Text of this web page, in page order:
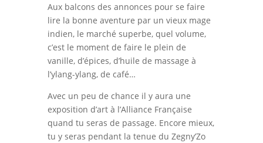
Aux balcons des annonces pour se faire
lire la bonne aventure par un vieux mage
indien, le marché superbe, quel volume,
c’est le moment de faire le plein de
vanille, d’épices, d’huile de massage à
l’ylang-ylang, de café…
Avec un peu de chance il y aura une
exposition d’art à l’Alliance Française
quand tu seras de passage. Encore mieux,
tu y seras pendant la tenue du Zegny’Zo